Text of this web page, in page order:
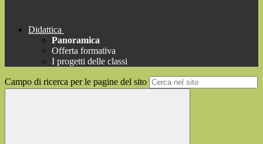
Didattica
Panoramica
Offerta formativa
I progetti delle classi
Campo di ricerca per le pagine del sito